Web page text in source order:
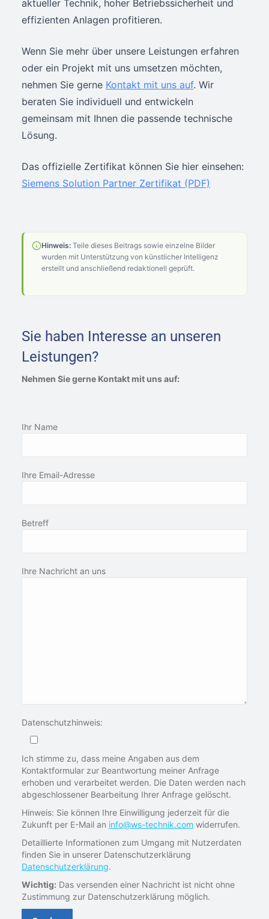
aktueller Technik, hoher Betriebssicherheit und
effizienten Anlagen profitieren.
Wenn Sie mehr über unsere Leistungen erfahren
oder ein Projekt mit uns umsetzen möchten,
nehmen Sie gerne Kontakt mit uns auf. Wir
beraten Sie individuell und entwickeln
gemeinsam mit Ihnen die passende technische
Lösung.
Das offizielle Zertifikat können Sie hier einsehen:
Siemens Solution Partner Zertifikat (PDF)
Hinweis: Teile dieses Beitrags sowie einzelne Bilder
wurden mit Unterstützung von künstlicher Intelligenz
erstellt und anschließend redaktionell geprüft.
Sie haben Interesse an unseren
Leistungen?
Nehmen Sie gerne Kontakt mit uns auf:
Ihr Name
Ihre Email-Adresse
Betreff
Ihre Nachricht an uns
Datenschutzhinweis:
Ich stimme zu, dass meine Angaben aus dem
Kontaktformular zur Beantwortung meiner Anfrage
erhoben und verarbeitet werden. Die Daten werden nach
abgeschlossener Bearbeitung Ihrer Anfrage gelöscht.
Hinweis: Sie können Ihre Einwilligung jederzeit für die
Zukunft per E-Mail an info@ws-technik.com widerrufen.
Detaillierte Informationen zum Umgang mit Nutzerdaten
finden Sie in unserer Datenschutzerklärung
Datenschutzerklärung.
Wichtig: Das versenden einer Nachricht ist nicht ohne
Zustimmung zur Datenschutzerklärung möglich.